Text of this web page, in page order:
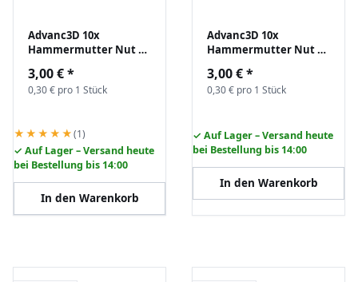
Advanc3D 10x
Hammermutter Nut 6
Aluprofil Nutenstein
3,00 €*
0,30 € pro 1 Stück
★★★★★(1)
✓ Auf Lager – Versand heute
bei Bestellung bis 14:00
In den Warenkorb
Advanc3D 10x
Hammermutter Nut 6
Aluprofil Nutenstein
3,00 €*
0,30 € pro 1 Stück
✓ Auf Lager – Versand heute
bei Bestellung bis 14:00
In den Warenkorb